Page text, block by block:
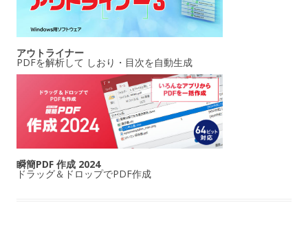
アウトライナー
PDFを解析して しおり・目次を自動生成
瞬簡PDF 作成 2024
ドラッグ＆ドロップでPDF作成